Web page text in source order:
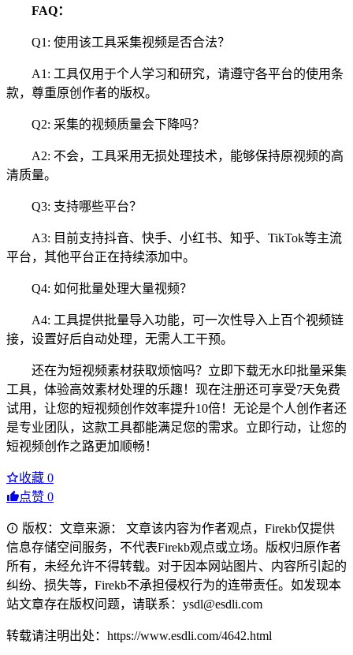
FAQ：
Q1: 使用该工具采集视频是否合法？
A1: 工具仅用于个人学习和研究，请遵守各平台的使用条
款，尊重原创作者的版权。
Q2: 采集的视频质量会下降吗？
A2: 不会，工具采用无损处理技术，能够保持原视频的高
清质量。
Q3: 支持哪些平台？
A3: 目前支持抖音、快手、小红书、知乎、TikTok等主流
平台，其他平台正在持续添加中。
Q4: 如何批量处理大量视频？
A4: 工具提供批量导入功能，可一次性导入上百个视频链
接，设置好后自动处理，无需人工干预。
还在为短视频素材获取烦恼吗？立即下载无水印批量采集
工具，体验高效素材处理的乐趣！现在注册还可享受7天免费
试用，让您的短视频创作效率提升10倍！无论是个人创作者还
是专业团队，这款工具都能满足您的需求。立即行动，让您的
短视频创作之路更加顺畅！
收藏 0
点赞 0
版权：文章来源： 文章该内容为作者观点，Firekb仅提供
信息存储空间服务，不代表Firekb观点或立场。版权归原作者
所有，未经允许不得转载。对于因本网站图片、内容所引起的
纠纷、损失等，Firekb不承担侵权行为的连带责任。如发现本
站文章存在版权问题，请联系：ysdl@esdli.com
转载请注明出处：https://www.esdli.com/4642.html